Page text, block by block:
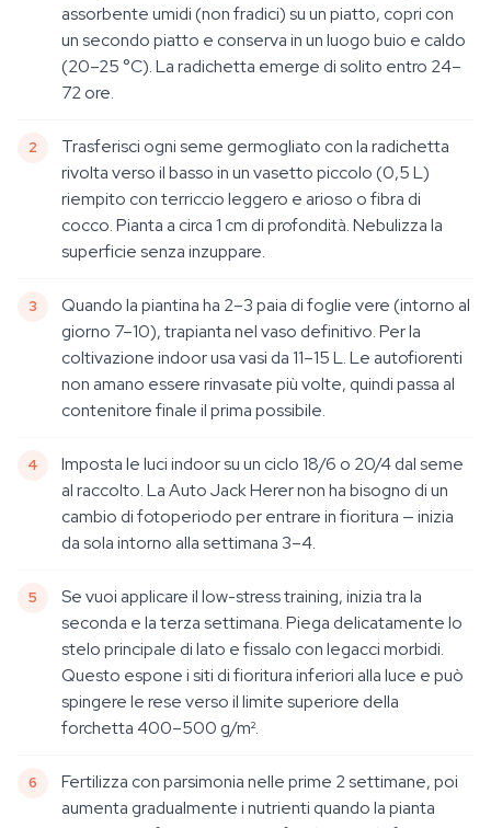
assorbente umidi (non fradici) su un piatto, copri con
un secondo piatto e conserva in un luogo buio e caldo
(20–25 °C). La radichetta emerge di solito entro 24–
72 ore.
Trasferisci ogni seme germogliato con la radichetta
rivolta verso il basso in un vasetto piccolo (0,5 L)
riempito con terriccio leggero e arioso o fibra di
cocco. Pianta a circa 1 cm di profondità. Nebulizza la
superficie senza inzuppare.
Quando la piantina ha 2–3 paia di foglie vere (intorno al
giorno 7–10), trapianta nel vaso definitivo. Per la
coltivazione indoor usa vasi da 11–15 L. Le autofiorenti
non amano essere rinvasate più volte, quindi passa al
contenitore finale il prima possibile.
Imposta le luci indoor su un ciclo 18/6 o 20/4 dal seme
al raccolto. La Auto Jack Herer non ha bisogno di un
cambio di fotoperiodo per entrare in fioritura — inizia
da sola intorno alla settimana 3–4.
Se vuoi applicare il low-stress training, inizia tra la
seconda e la terza settimana. Piega delicatamente lo
stelo principale di lato e fissalo con legacci morbidi.
Questo espone i siti di fioritura inferiori alla luce e può
spingere le rese verso il limite superiore della
forchetta 400–500 g/m².
Fertilizza con parsimonia nelle prime 2 settimane, poi
aumenta gradualmente i nutrienti quando la pianta